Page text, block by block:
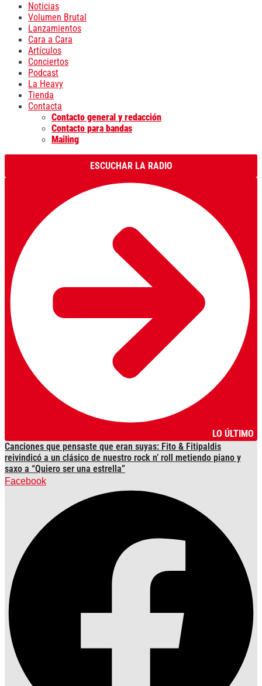
Noticias
Volumen Brutal
Lanzamientos
Cara a Cara
Artículos
Conciertos
Podcast
La Heavy
Tienda
Contacta
Contacto general y redacción
Contacto para bandas
Mailing
ESCUCHAR LA RADIO
LO ÚLTIMO
Canciones que pensaste que eran suyas: Fito & Fitipaldis
reivindicó a un clásico de nuestro rock n’ roll metiendo piano y
saxo a “Quiero ser una estrella”
Facebook